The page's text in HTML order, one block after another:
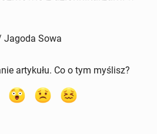
Jagoda Sowa
artykułu. Co o tym myślisz?